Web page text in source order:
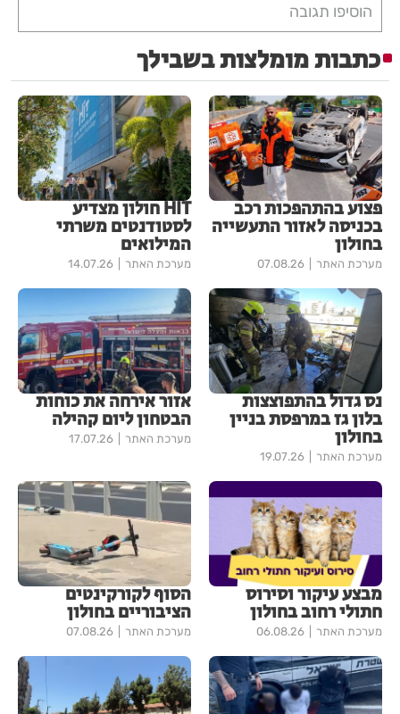
הוסיפו תגובה
כתבות מומלצות בשבילך
פצוע בהתהפכות רכב
בכניסה לאזור התעשייה
בחולון
מערכת האתר 07.08.26
HIT חולון מצדיע
לסטודנטים משרתי
המילואים
מערכת האתר 14.07.26
נס גדול בהתפוצצות
בלון גז במרפסת בניין
בחולון
מערכת האתר 19.07.26
אזור אירחה את כוחות
הבטחון ליום קהילה
מערכת האתר 17.07.26
מבצע עיקור וסירוס
חתולי רחוב בחולון
מערכת האתר 06.08.26
הסוף לקורקינטים
הציבוריים בחולון
מערכת האתר 07.08.26